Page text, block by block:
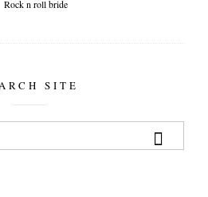
SITE